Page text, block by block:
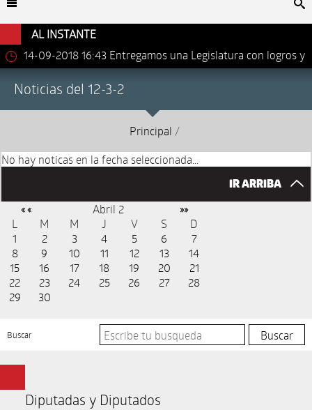
AL INSTANTE
14-09-2018 16:43 Entregamos una Legislatura con logros y
Noticias del 12-3-2
Principal /
No hay noticas en la fecha seleccionada...
IR ARRIBA
« « Abril 2 »»
L M M J V S
D
1
2 3 4 5 6
7
8
9 10 11 12 13
14
15
16 17 18 19 20
21
22
23 24 25 26 27
28
29
30
Buscar
Diputadas y Diputados